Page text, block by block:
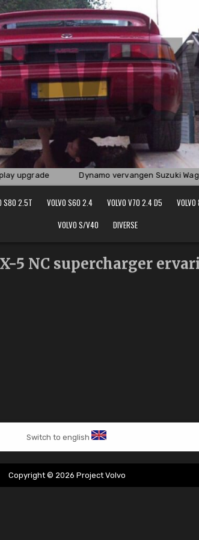
upgrade Dynamo vervangen Suzuki
S80 2.5T VOLVO S60 2.4 VOLVO V70 2.4 D5
VOLVO S/V40
DIVERSE
5 NC supercharger
Switch to english
Copyright © 2026 Project Volvo